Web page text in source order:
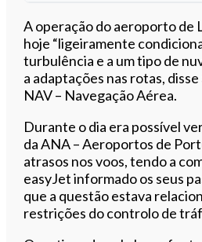
Ouvir este
A operação do aeroporto de
hoje “ligeiramente
turbulência e a um tipo de
a adaptações nas rotas,
NAV – Navegação Aérea.
Durante o dia era possível
da ANA – Aeroportos de
atrasos nos voos, tendo a
easyJet informado os seus
que a questão estava
restrições do controlo de